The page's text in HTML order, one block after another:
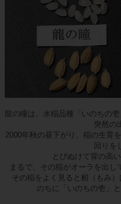
龍の瞳は、水稲品種「いのちの
突然の
2000年秋の昼下がり、稲の生育
回りを
とびぬけて背の高
まるで、その稲がオーラを出
その稲をよく見ると籾（もみ
のちに「いのちの壱」